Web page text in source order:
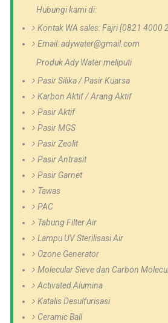
Hubungi kami di:
Kontak WA sales: Fajri [0821 4000
Email: adywater@gmail.com
Produk Ady Water meliputi
Pasir Silika / Pasir Kuarsa
Karbon Aktif / Arang Aktif
Pasir Aktif
Pasir MGS
Pasir Zeolit
Pasir Antrasit
Pasir Garnet
Tawas
PAC
Tabung Filter Air
Lampu UV Sterilisasi Air
Ozone Generator
Molecular Sieve dan Carbon
Activated Alumina
Katalis Desulfurisasi
Ceramic Ball